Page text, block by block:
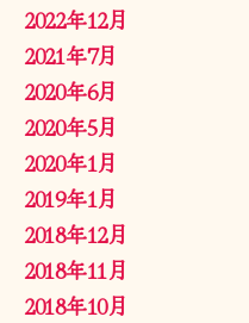
2022年12月
2021年7月
2020年6月
2020年5月
2020年1月
2019年1月
2018年12月
2018年11月
2018年10月